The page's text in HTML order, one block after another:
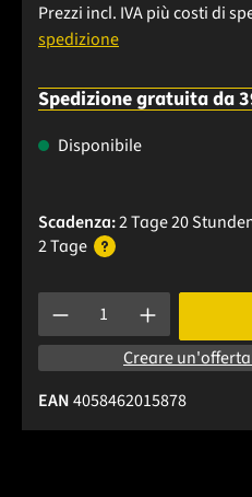
Prezzi incl. IVA più costi di
spedizione
Spedizione gratuita da
Disponibile
Scadenza:2 Tage 20
2 Tage
Quantità del prodotto:
Creare
EAN4058462015878